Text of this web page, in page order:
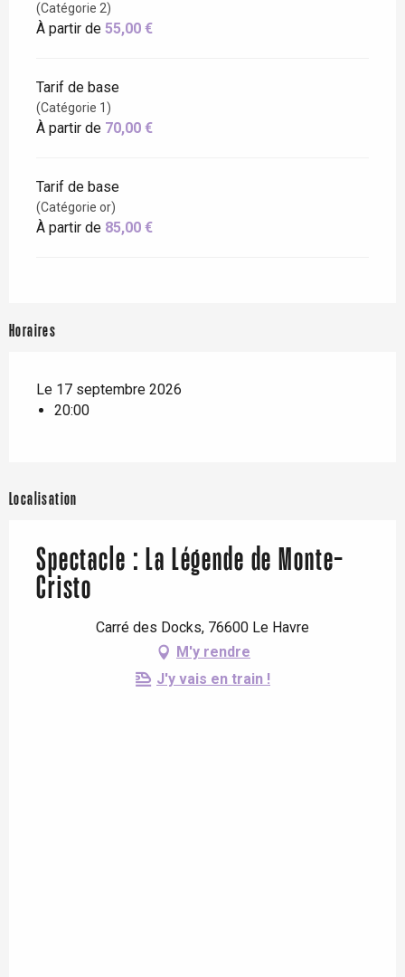
(Catégorie 2)
À partir de 55,00 €
Tarif de base
(Catégorie 1)
À partir de 70,00 €
Tarif de base
(Catégorie or)
À partir de 85,00 €
Horaires
Le 17 septembre 2026
20:00
Localisation
Spectacle : La Légende de Monte-
Cristo
Carré des Docks, 76600 Le Havre
M'y rendre
J'y vais en train !